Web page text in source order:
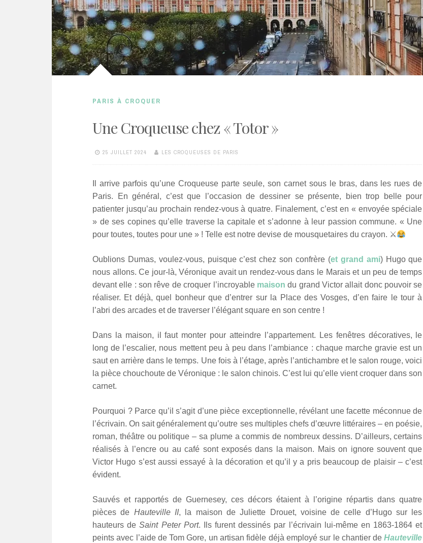
PARIS À CROQUER
Une Croqueuse chez « Totor »
25 JUILLET 2024 LES CROQUEUSES DE PARIS
Il arrive parfois qu’une Croqueuse parte seule, son carnet sous le bras, dans les rues de
Paris. En général, c’est que l’occasion de dessiner se présente, bien trop belle pour
patienter jusqu’au prochain rendez-vous à quatre. Finalement, c’est en « envoyée spéciale
» de ses copines qu’elle traverse la capitale et s’adonne à leur passion commune. « Une
pour toutes, toutes pour une » ! Telle est notre devise de mousquetaires du crayon. ⚔
Oublions Dumas, voulez-vous, puisque c’est chez son confrère (et grand ami) Hugo que
nous allons. Ce jour-là, Véronique avait un rendez-vous dans le Marais et un peu de temps
devant elle : son rêve de croquer l’incroyable maison du grand Victor allait donc pouvoir se
réaliser. Et déjà, quel bonheur que d’entrer sur la Place des Vosges, d’en faire le tour à
l’abri des arcades et de traverser l’élégant square en son centre !
Dans la maison, il faut monter pour atteindre l’appartement. Les fenêtres décoratives, le
long de l’escalier, nous mettent peu à peu dans l’ambiance : chaque marche gravie est un
saut en arrière dans le temps. Une fois à l’étage, après l’antichambre et le salon rouge, voici
la pièce chouchoute de Véronique : le salon chinois. C’est lui qu’elle vient croquer dans son
carnet.
Pourquoi ? Parce qu’il s’agit d’une pièce exceptionnelle, révélant une facette méconnue de
l’écrivain. On sait généralement qu’outre ses multiples chefs d’œuvre littéraires – en poésie,
roman, théâtre ou politique – sa plume a commis de nombreux dessins. D’ailleurs, certains
réalisés à l’encre ou au café sont exposés dans la maison. Mais on ignore souvent que
Victor Hugo s’est aussi essayé à la décoration et qu’il y a pris beaucoup de plaisir – c’est
évident.
Sauvés et rapportés de Guernesey, cesdécors étaient à l’origine répartis dans quatre
pièces de Hauteville II, la maison de Juliette Drouet, voisine de celle d’Hugo sur les
hauteurs deSaint Peter Port. Ilsfurent dessinés par l’écrivain lui-même en 1863-1864 et
peints avec l’aide de Tom Gore, un artisan fidèle déjà employé sur le chantier deHauteville